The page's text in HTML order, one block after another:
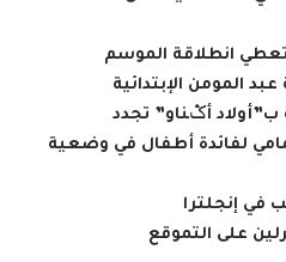
تعطي انطلاقة الموسم
المومن الإبتدائية
أݣناو” تجدد
لفائدة أطفال في وضعية
في إنجلترا
على التموقع